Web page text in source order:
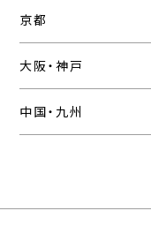
京都
大阪・神戸
中国・九州